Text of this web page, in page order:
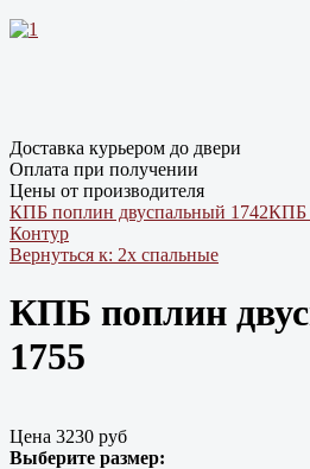
Доставка курьером до двери
Оплата при получении
Цены от производителя
КПБ поплин двуспальный 1742КПБ
Контур
Вернуться к: 2х спальные
КПБ поплин
1755
Цена 3230 руб
Выберите размер: